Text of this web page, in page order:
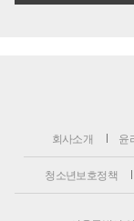
회사소개 윤
청소년보호정책